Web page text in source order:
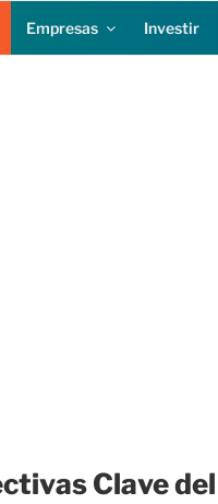
Empresas Investir
Clave del